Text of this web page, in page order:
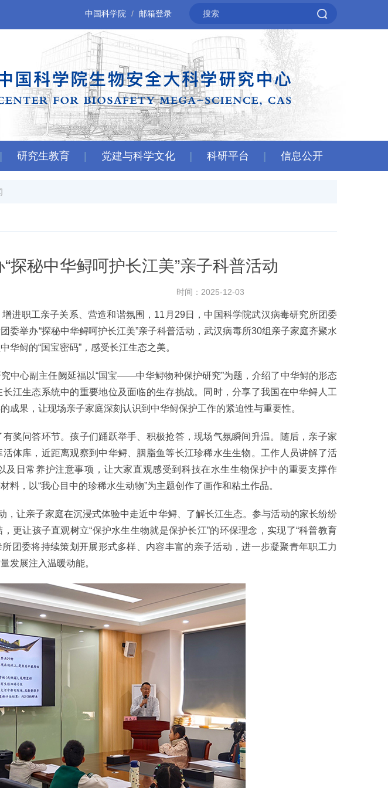
中国科学院 邮箱登录
研究生教育 党建与科学文化 科研平台 信息公开
探秘中华鲟呵护长江美”亲子科普活动
时间：2025-12-03
职工亲子关系、营造和谐氛围，11月29日，中国科学院武汉病毒研究所团委
委举办“探秘中华鲟呵护长江美”亲子科普活动，武汉病毒所30组亲子家庭齐聚水
鲟的“国宝密码”，感受长江生态之美。
心副主任阙延福以“国宝——中华鲟物种保护研究”为题，介绍了中华鲟的形态
江生态系统中的重要地位及面临的生存挑战。同时，分享了我国在中华鲟人工
成果，让现场亲子家庭深刻认识到中华鲟保护工作的紧迫性与重要性。
问答环节。孩子们踊跃举手、积极抢答，现场气氛瞬间升温。随后，亲子家
体库，近距离观察到中华鲟、胭脂鱼等长江珍稀水生生物。工作人员讲解了活
及日常养护注意事项，让大家直观感受到科技在水生生物保护中的重要支撑作
料，以“我心目中的珍稀水生动物”为主题创作了画作和粘土作品。
让亲子家庭在沉浸式体验中走近中华鲟、了解长江生态。参与活动的家长纷纷
更让孩子直观树立“保护水生生物就是保护长江”的环保理念，实现了“科普教育
团委将持续策划开展形式多样、内容丰富的亲子活动，进一步凝聚青年职工力
发展注入温暖动能。